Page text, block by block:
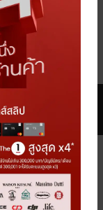
STORE &